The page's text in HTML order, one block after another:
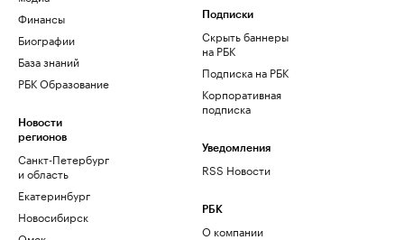
Финансы
Биографии
База знаний
РБК Образование
Новости
регионов
Санкт-Петербург
и область
Екатеринбург
Новосибирск
Подписки
Скрыть баннеры
на РБК
Подписка на РБК
Корпоративная
подписка
Уведомления
RSS Новости
РБК
О компании